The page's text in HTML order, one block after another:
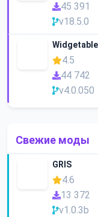
45 391
v18.5.0
4.5
44 742
v4.0.050
Свежие моды
GRIS
4.6
13 372
v1.0.3b